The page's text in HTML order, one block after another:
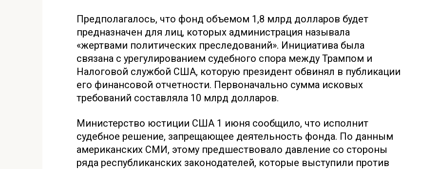
Предполагалось, что фонд объемом 1,8 млрд долларов будет
предназначен для лиц, которых администрация называла
«жертвами политических преследований». Инициатива была
связана с урегулированием судебного спора между Трампом и
Налоговой службой США, которую президент обвинял в публикации
его финансовой отчетности. Первоначально сумма исковых
требований составляла 10 млрд долларов.
Министерство юстиции США 1 июня сообщило, что исполнит
судебное решение, запрещающее деятельность фонда. По данным
американских СМИ, этому предшествовало давление со стороны
ряда республиканских законодателей, которые выступили против